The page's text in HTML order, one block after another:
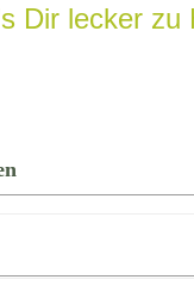
Dir lecker zu